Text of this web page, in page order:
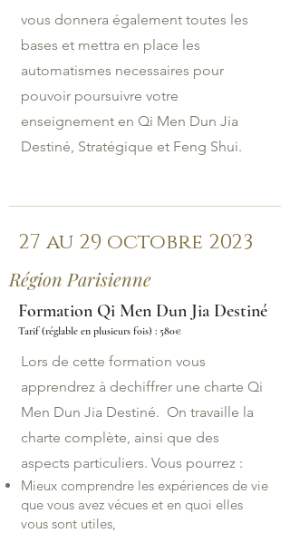
vous donnera également toutes les
bases et mettra en place les
automatismes necessaires pour
pouvoir poursuivre votre
enseignement en Qi Men Dun Jia
Destiné, Stratégique et Feng Shui.
27 au 29 octobre 2023
Région Parisienne
Formation Qi Men Dun Jia Destiné
Tarif (réglable en plusieurs fois) : 580€
Lors de cette formation vous
apprendrez à dechiffrer une charte Qi
Men Dun Jia Destiné. On travaille la
charte complète, ainsi que des
aspects particuliers. Vous pourrez :
Mieux comprendre les expériences de vie
que vous avez vécues et en quoi elles
vous sont utiles,